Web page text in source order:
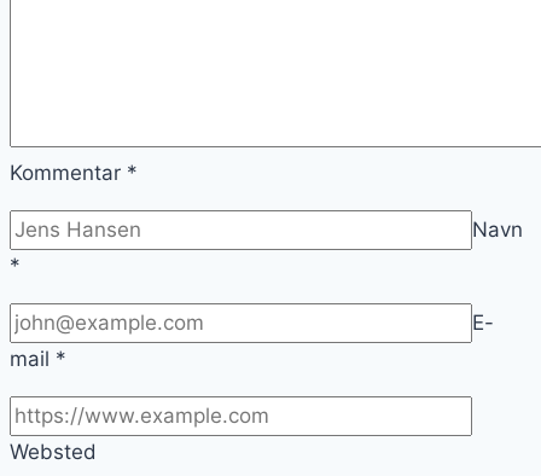
Kommentar *
Navn
*
E-
mail *
Websted